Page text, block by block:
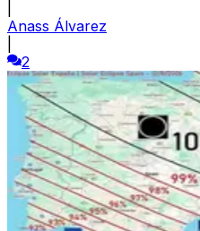
Anass Álvarez
2